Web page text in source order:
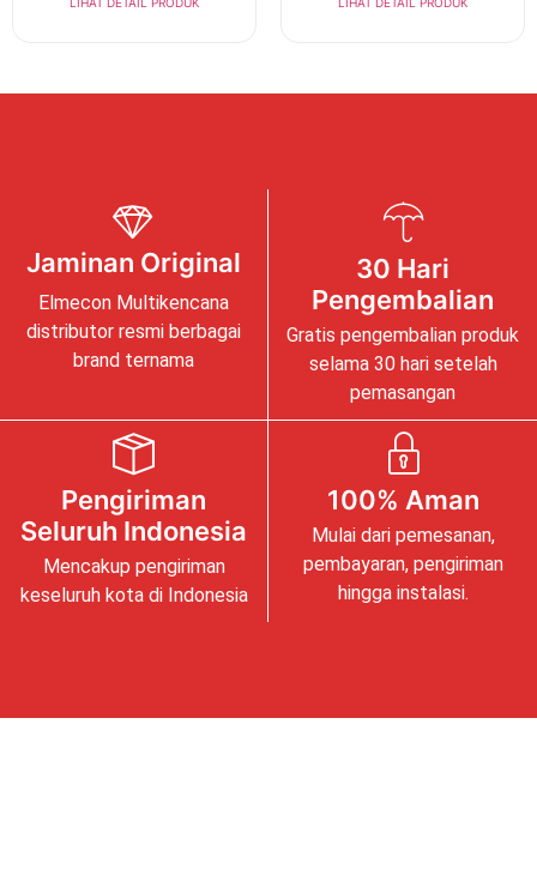
Jaminan Original
Elmecon Multikencana
distributor resmi berbagai
brand ternama
30 Hari
Pengembalian
Gratis pengembalian produk
selama 30 hari setelah
pemasangan
Pengiriman
Seluruh Indonesia
Mencakup pengiriman
keseluruh kota di Indonesia
100% Aman
Mulai dari pemesanan,
pembayaran, pengiriman
hingga instalasi.